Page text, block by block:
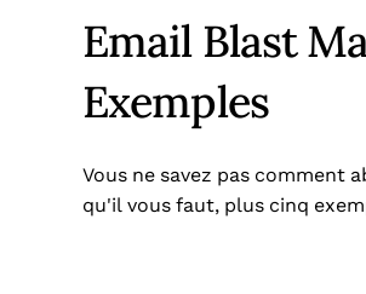
Email Blast
Exemples
Vous ne savez pas comment
qu'il vous faut, plus cinq